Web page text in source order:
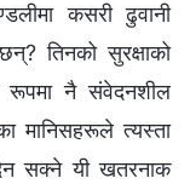
कसरी ढुवानी
तिनको सुरक्षाको
रूपमा नै संवेदनशील
मानिसहरूले त्यस्ता
सक्ने यी खतरनाक